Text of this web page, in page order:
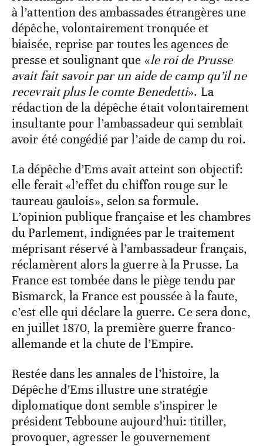
à l’attention des ambassades étrangères une
dépêche, volontairement tronquée et
biaisée, reprise par toutes les agences de
presse et soulignant que «le roi de Prusse
avait fait savoir par un aide de camp qu’il ne
recevrait plus le comte Benedetti». La
rédaction de la dépêche était volontairement
insultante pour l’ambassadeur qui semblait
avoir été congédié par l’aide de camp du roi.
La dépêche d’Ems avait atteint son objectif:
elle ferait «l’effet du chiffon rouge sur le
taureau gaulois», selon sa formule.
L’opinion publique française et les chambres
du Parlement, indignées par le traitement
méprisant réservé à l’ambassadeur français,
réclamèrent alors la guerre à la Prusse. La
France est tombée dans le piège tendu par
Bismarck, la France est poussée à la faute,
c’est elle qui déclare la guerre. Ce sera donc,
en juillet 1870, la première guerre franco-
allemande et la chute de l’Empire.
Restée dans les annales de l’histoire, la
Dépêche d’Ems illustre une stratégie
diplomatique dont semble s’inspirer le
président Tebboune aujourd’hui: titiller,
provoquer, agresser le gouvernement